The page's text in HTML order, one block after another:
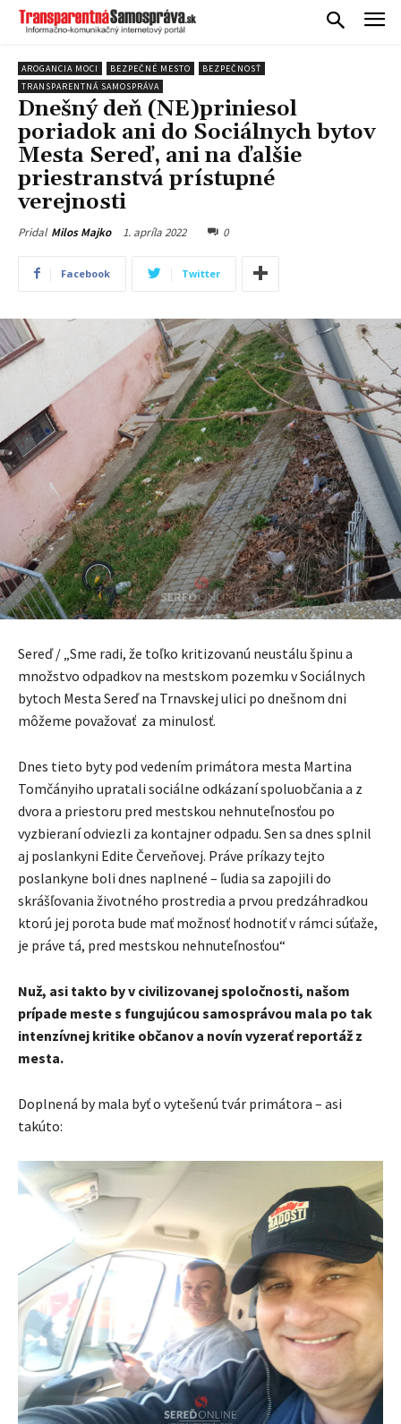
AROGANCIA MOCI BEZPEČNÉ MESTO
BEZPEČNOSŤ
TRANSPARENTNÁ SAMOSPRÁVA
Dnešný deň (NE)priniesol
poriadok ani do Sociálnych bytov
Mesta Sereď, ani na ďalšie
priestranstvá prístupné
verejnosti
Pridal Milos Majko 1. apríla 2022 0
Facebook Twitter
Sereď / „Sme radi, že toľko kritizovanú neustálu špinu a
množstvo odpadkov na mestskom pozemku v Sociálnych
bytoch Mesta Sereď na Trnavskej ulici po dnešnom dni
môžeme považovať za minulosť.
Dnes tieto byty pod vedením primátora mesta Martina
Tomčányiho upratali sociálne odkázaní spoluobčania a z
dvora a priestoru pred mestskou nehnuteľnosťou po
vyzbieraní odviezli za kontajner odpadu. Sen sa dnes splnil
aj poslankyni Edite Červeňovej. Práve príkazy tejto
poslankyne boli dnes naplnené – ľudia sa zapojili do
skrášľovania životného prostredia a prvou predzáhradkou
ktorú jej porota bude mať možnosť hodnotiť v rámci súťaže,
je práve tá, pred mestskou nehnuteľnosťou“
Nuž, asi takto by v civilizovanej spoločnosti, našom
prípade meste s fungujúcou samosprávou mala po tak
intenzívnej kritike občanov a novín vyzerať reportáž z
mesta.
Doplnená by mala byť o vytešenú tvár primátora – asi
takúto: